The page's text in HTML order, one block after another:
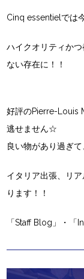
Cinq essentielでは
ハイクオリティか
ない存在に！！
好評のPierre-Louis
逃せません☆
良い物があり過ぎ
イタリア出張、リ
ります！！
「Staff Blog」・ 「